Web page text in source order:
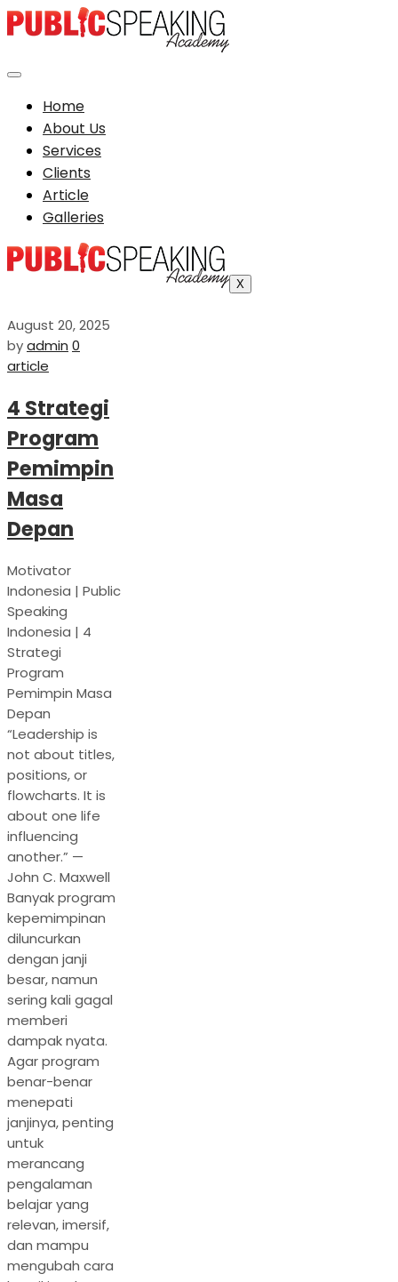
Home
About Us
Services
Clients
Article
Galleries
X
August 20, 2025
byadmin 0
article
4 Strategi
Program
Pemimpin
Masa
Depan
Motivator
Indonesia | Public
Speaking
Indonesia | 4
Strategi
Program
Pemimpin Masa
Depan
“Leadership is
not about titles,
positions, or
flowcharts. It is
about one life
influencing
another.” —
John C. Maxwell
Banyak program
kepemimpinan
diluncurkan
dengan janji
besar, namun
sering kali gagal
memberi
dampak nyata.
Agar program
benar-benar
menepati
janjinya, penting
untuk
merancang
pengalaman
belajar yang
relevan, imersif,
dan mampu
mengubah cara